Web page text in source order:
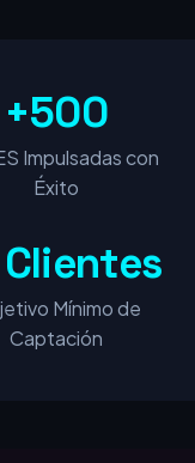
+500
Impulsadas con
Éxito
Mínimo de
Captación